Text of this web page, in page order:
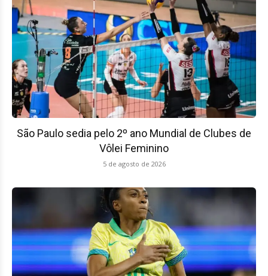
São Paulo sedia pelo 2º ano Mundial de Clubes de
Vôlei Feminino
5 de agosto de 2026